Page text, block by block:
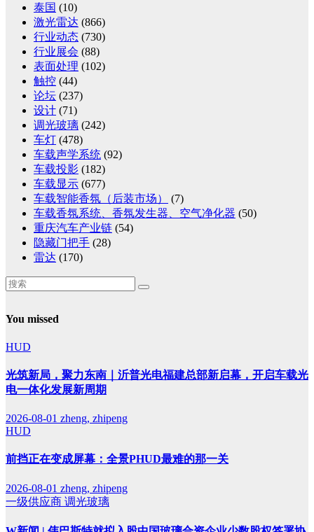
泰国 (10)
激光雷达 (866)
行业动态 (730)
行业展会 (88)
表面处理 (102)
触控 (44)
论坛 (237)
设计 (71)
调光玻璃 (242)
车灯 (478)
车载声学系统 (92)
车载投影 (182)
车载显示 (677)
车载智能香氛（后装市场）
(7)
车载香氛系统、香氛发生器、空气净化器 (50)
重庆汽车产业链 (54)
隐藏门把手 (28)
雷达 (170)
You missed
HUD
光筑新局，聚力东南｜沂普光电福建总部新启幕，开启车载光
电一体化发展新周期
2026-08-01 zheng, zhipeng
HUD
前挡正在变成屏幕：全景PHUD最难的那一关
2026-08-01 zheng, zhipeng
一级供应商 调光玻璃